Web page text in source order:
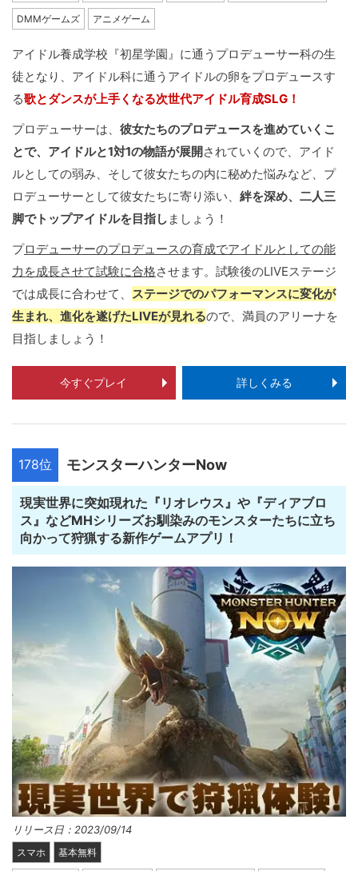
DMMゲームズ アニメゲーム
アイドル養成学校『初星学園』に通うプロデューサー科の生
徒となり、アイドル科に通うアイドルの卵をプロデュースす
る歌とダンスが上手くなる次世代アイドル育成SLG！
プロデューサーは、 彼女たちのプロデュースを進めていくこ
とで、アイドルと1対1の物語が展開されていくので、アイド
ルとしての弱み、そして彼女たちの内に秘めた悩みなど、プ
ロデューサーとして彼女たちに寄り添い、 絆を深め、二人三
脚でトップアイドルを目指し ましょう！
プロデューサーのプロデュースの育成でアイドルとしての能
力を成長させて試験に合格させます。試験後のLIVEステージ
では成長に合わせて、
ステージでのパフォーマンスに変化が
生まれ、進化を遂げたLIVEが見れるので、満員のアリーナを
目指しましょう！
今すぐプレイ 詳しくみる
178位 モンスターハンターNow
現実世界に突如現れた『リオレウス』や『ディアブロ
ス』などMHシリーズお馴染みのモンスターたちに立ち
向かって狩猟する新作ゲームアプリ！
リリース日：2023/09/14
スマホ 基本無料